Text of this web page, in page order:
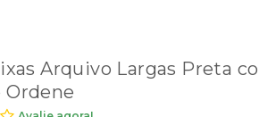
Arquivo Largas Preta
Ordene